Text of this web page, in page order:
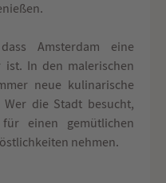
Amsterdam eine
ist. In den malerischen
neue kulinarische
die Stadt besucht,
einen gemütlichen
nehmen.